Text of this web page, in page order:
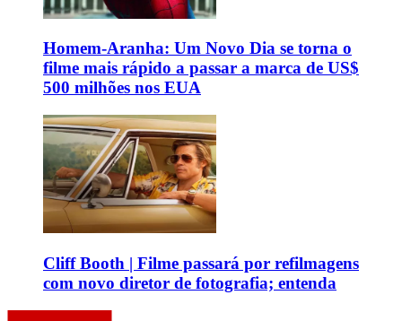
Homem-Aranha: Um Novo Dia se torna o
filme mais rápido a passar a marca de US$
500 milhões nos EUA
Cliff Booth | Filme passará por refilmagens
com novo diretor de fotografia; entenda